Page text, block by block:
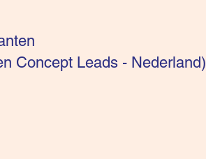
Concept Leads - Nederland)